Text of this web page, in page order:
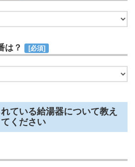
は？ [必須]
ている給湯器について教え
てください